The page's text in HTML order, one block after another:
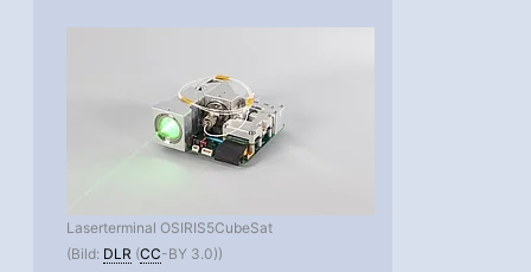
Laserterminal OSIRIS5CubeSat
(Bild: DLR (CC-BY 3.0))